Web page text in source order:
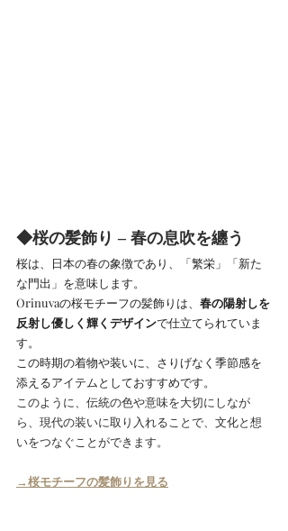
◆桜の髪飾り – 春の息吹を纏う
桜は、日本の春の象徴であり、「繁栄」「新た
な門出」を意味します。
Orinuvaの桜モチーフの髪飾りは、 春の陽射しを
反射し優しく輝くデザインで仕立てられていま
す。
この時期の着物や装いに、さりげなく季節感を
添えるアイテムとしておすすめです。
このように、伝統の色や意味を大切にしなが
ら、現代の装いに取り入れることで、文化と想
いをつなぐことができます。
→桜モチーフの髪飾りを見る